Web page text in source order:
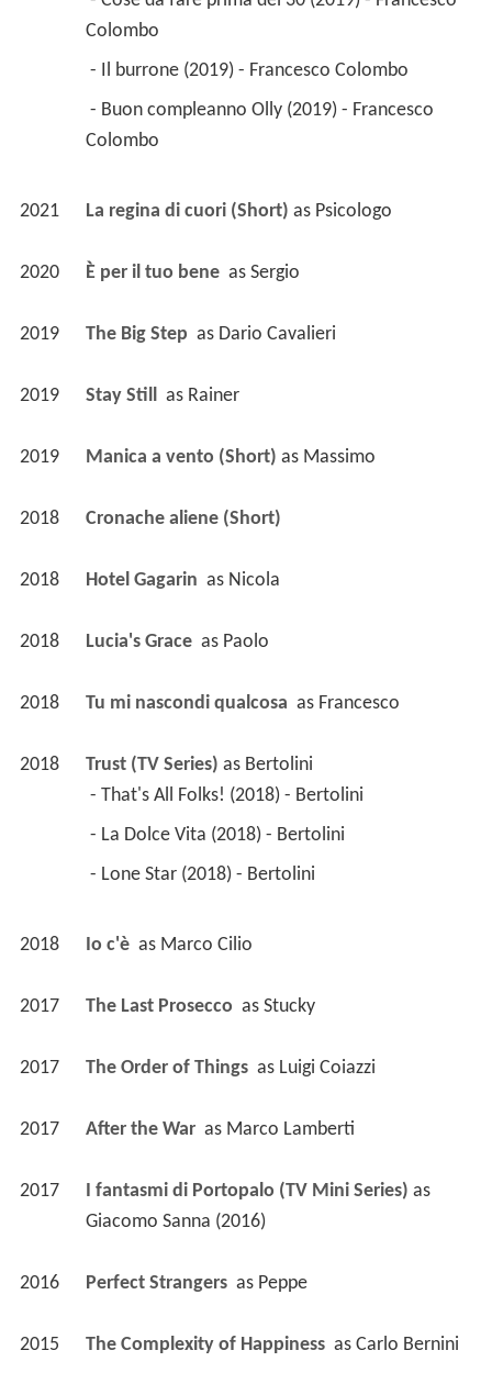
Colombo
- Il burrone (2019) - Francesco Colombo
Colombo
2021 La regina di cuori (Short) as Psicologo
2020 È per il tuo bene as Sergio
2019 The Big Step as Dario Cavalieri
2019 Stay Still as Rainer
2019 Manica a vento (Short) as Massimo
2018 Cronache aliene (Short)
2018 Hotel Gagarin as Nicola
2018 Lucia's Grace as Paolo
2018 Tu mi nascondi qualcosa as Francesco
2018 Trust (TV Series) as Bertolini
- That's All Folks! (2018) - Bertolini
- La Dolce Vita (2018) - Bertolini
- Lone Star (2018) - Bertolini
2018 Io c'è as Marco Cilio
2017 The Last Prosecco as Stucky
2017 The Order of Things as Luigi Coiazzi
2017 After the War as Marco Lamberti
2017 I fantasmi di Portopalo (TV Mini Series)
as
Giacomo Sanna (2016)
2016 Perfect Strangers as Peppe
2015 The Complexity of Happiness as Carlo Bernini